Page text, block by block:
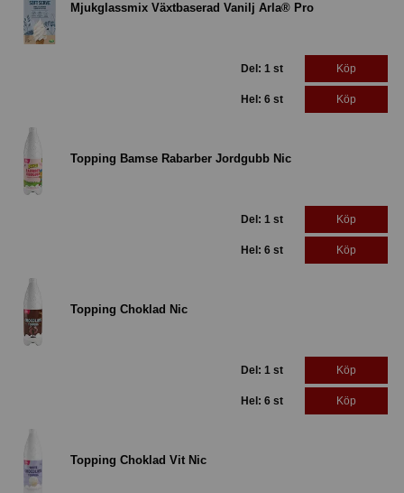
Mjukglassmix Växtbaserad Vanilj Arla® Pro
Del: 1 st Köp
Hel: 6 st Köp
Topping Bamse Rabarber Jordgubb Nic
Del: 1 st Köp
Hel: 6 st Köp
Topping Choklad Nic
Del: 1 st Köp
Hel: 6 st Köp
Topping Choklad Vit Nic